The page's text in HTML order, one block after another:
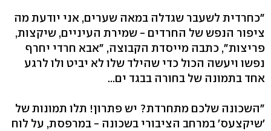
"כחרדית לשעבר שגדלה במאה שערים, אני יודעת מה
ציפור הנפש של החרדים - שמירת העיניים, שיקצות,
פריצות", כתבה מייסדת הקבוצה, "אבא חרדי יחרף
נפשו ויעשה הכול כדי שהילד שלו לא יביט ולו לרגע
אחד בתמונה של בחורה בבגד ים...
"השכונה שלכם מתחרדת? יש פתרון! תלו תמונות של
'שיקצעס' במרחב הציבורי בשכונה - במרפסת, על לוח